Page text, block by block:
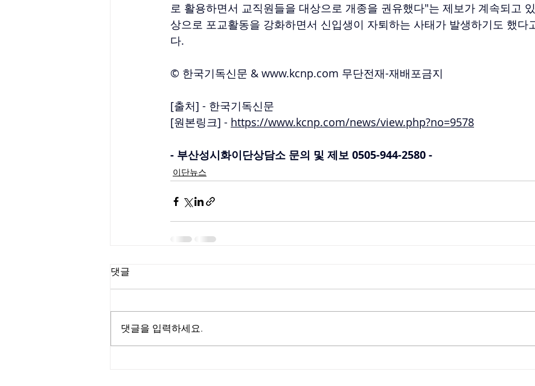
로 활용하면서 교직원들을 대상으로 개종을 권유했다"는 제보가 계속되고
상으로 포교활동을 강화하면서 신입생이 자퇴하는 사태가 발생하기도 했다
다.
© 한국기독신문 & www.kcnp.com 무단전재-재배포금지
[출처] - 한국기독신문
[원본링크] - https://www.kcnp.com/news/view.php?no=9578
- 부산성시화이단상담소 문의 및 제보 0505-944-2580 -
이단뉴스
댓글
댓글을 입력하세요.